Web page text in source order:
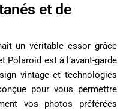
et de
un véritable essor grâce
Polaroid est à l’avant-garde
vintage et technologies
pour vous permettre
vos photos préférées